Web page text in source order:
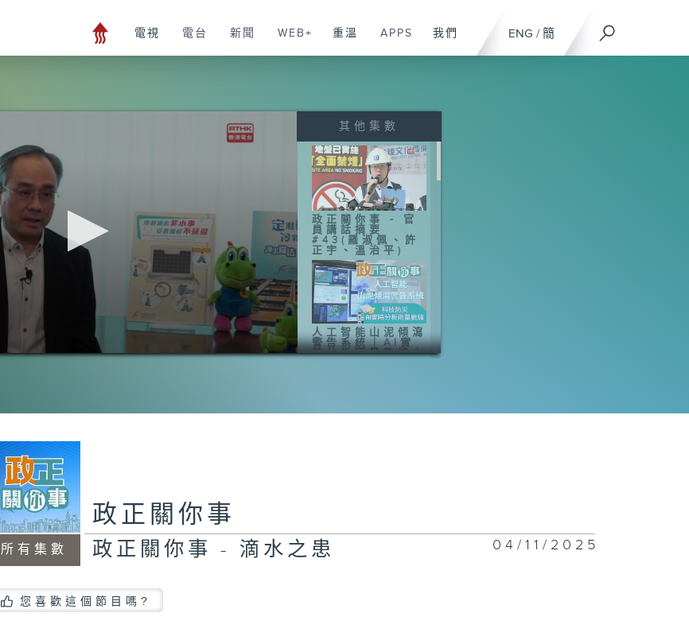
ENG / 簡
電視 電台 新聞 WEB+ 重溫 APPS 我們
其他集數
政正關你事 - 官
員講話摘要
#43(羅淑佩、許
正宇、溫治平)
人工智能山泥傾瀉
警告系統｜AI實
時分析雨量數據｜
所有集數
政正關你事
政正關你事 - 滴水之患 04/11/2025
您喜歡這個節目嗎?